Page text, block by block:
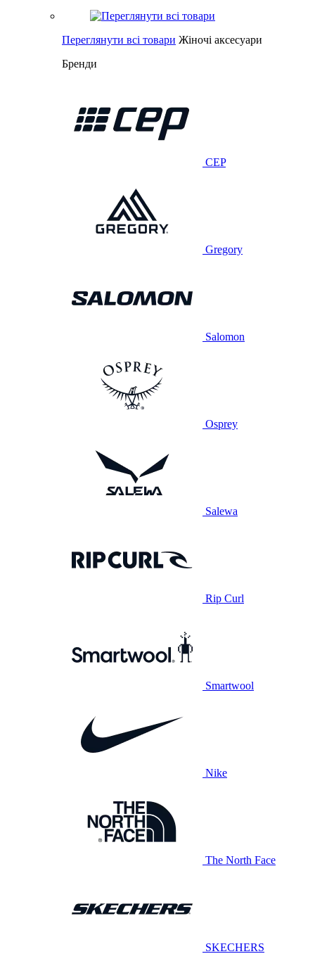
Переглянути всі товари Жіночі аксесуари
Бренди
CEP
Gregory
Salomon
Osprey
Salewa
Rip Curl
Smartwool
Nike
The North Face
SKECHERS